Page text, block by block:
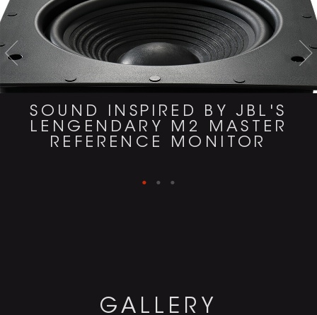
SOUND INSPIRED BY JBL'S
LENGENDARY M2 MASTER
REFERENCE MONITOR